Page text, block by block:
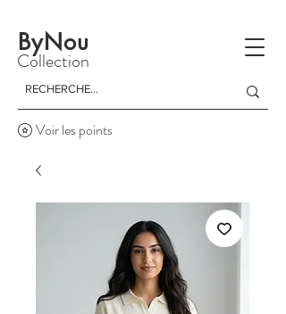
ByNou
Collection
Voir les points